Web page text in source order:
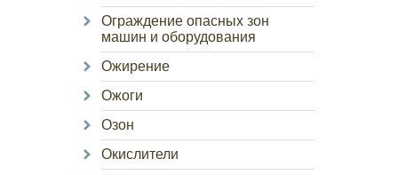
Ограждение опасных зон
машин и оборудования
Ожирение
Ожоги
Озон
Окислители